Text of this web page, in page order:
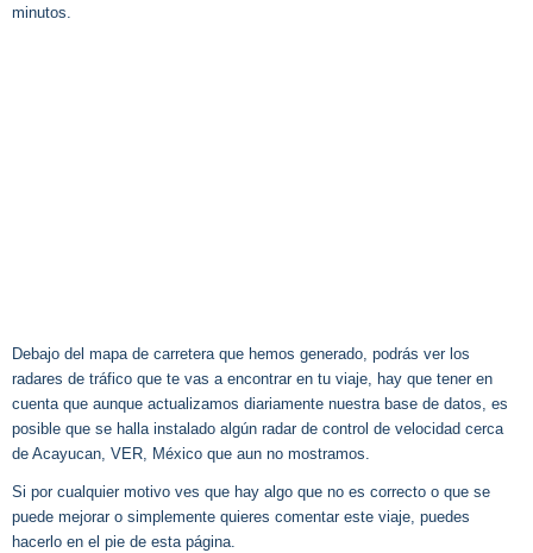
minutos.
Debajo del mapa de carretera que hemos generado, podrás ver los
radares de tráfico que te vas a encontrar en tu viaje, hay que tener en
cuenta que aunque actualizamos diariamente nuestra base de datos, es
posible que se halla instalado algún radar de control de velocidad cerca
de Acayucan, VER, México que aun no mostramos.
Si por cualquier motivo ves que hay algo que no es correcto o que se
puede mejorar o simplemente quieres comentar este viaje, puedes
hacerlo en el pie de esta página.